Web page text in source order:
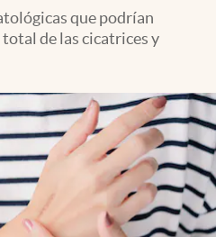
que podrían
de las cicatrices y